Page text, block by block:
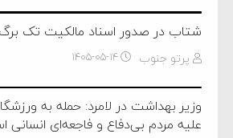
شتاب در صدور اسناد مالکیت تک
پرتو جنوب ۱۴۰۵-۰۵-۱۴
وزیر بهداشت در لامرد: حمله به
علیه مردم بی‌دفاع و فاجعه‌ای